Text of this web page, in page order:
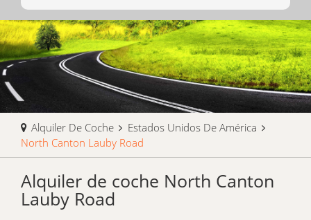
Alquiler De Coche
Estados Unidos De América
North Canton Lauby Road
Alquiler de coche North Canton
Lauby Road